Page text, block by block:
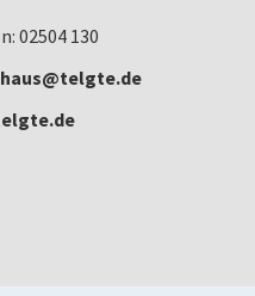
02504 130